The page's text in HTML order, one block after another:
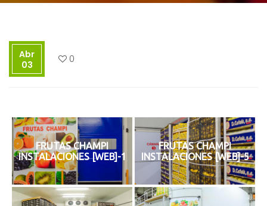
Abr
03
0
FRUTAS CHAMPI
INSTALACIONES [WEB]-1
FRUTAS CHAMPI
INSTALACIONES [WEB]-5